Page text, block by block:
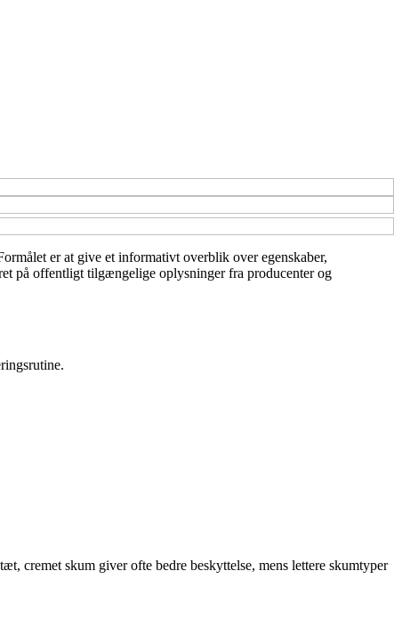
er at give et informativt overblik over egenskaber,
på offentligt tilgængelige oplysninger fra producenter og
cremet skum giver ofte bedre beskyttelse, mens lettere skumtyper